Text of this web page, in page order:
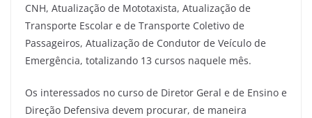
CNH, Atualização de Mototaxista, Atualização de
Transporte Escolar e de Transporte Coletivo de
Passageiros, Atualização de Condutor de Veículo de
Emergência, totalizando 13 cursos naquele mês.
Os interessados no curso de Diretor Geral e de Ensino e
Direção Defensiva devem procurar, de maneira